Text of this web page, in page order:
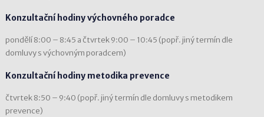
Konzultační hodiny výchovného poradce
pondělí 8:00 – 8:45 a čtvrtek 9:00 – 10:45 (popř. jiný termín dle
domluvy s výchovným poradcem)
Konzultační hodiny metodika prevence
čtvrtek 8:50 – 9:40 (popř. jiný termín dle domluvy s metodikem
prevence)